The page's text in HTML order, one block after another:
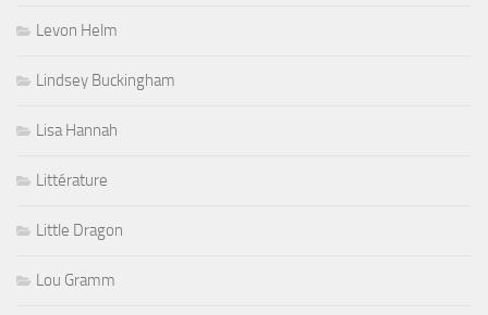
Levon Helm
Lindsey Buckingham
Lisa Hannah
Littérature
Little Dragon
Lou Gramm